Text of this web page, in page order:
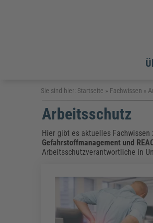
Arbeitsschutz
Fachpublikationen &
Brandschutz
Weiterbildungen (AKADEMIE
Arbeitsschutz & Brandschutz
Energieoptimiertes &
Bau, Immobilien &
Bildung und Erziehung
Fachpublikationen &
Kinderschutz, Jugendhilfe &
Datenschutz & IT-Recht
Datenschutz & IT-Sicherheit
Elektrosicherheit
Elektrosicherheit & Elektrotechnik
Energie und Umwelt
Fachpublikationen &
Weiterbildungen (AKADEMIE
Arbeitsschutz
Bildung und Erziehung
Energie und Umwelt
Kommunales
Arbeitsschutz
Bildung und Erziehung
Energie und Umwelt
Kommunales
Sie sind hier: Startseite » Fachwissen »
Arbeitsschutz
Hier gibt es aktuelles
Gefahrstoffmanagement und
Arbeitsschutzverantwortliche in